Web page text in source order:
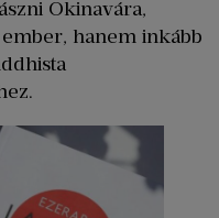
Okinavára,
hanem inkább